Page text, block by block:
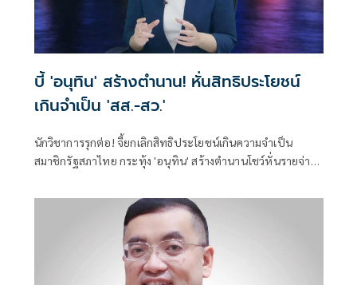
บี้ 'อนุทิน' สร้างตำนาน! หั่นสิทธิประโยชน์
เกินจำเป็น 'สส.-สว.'
นักวิชาการรุกต่อ! จี้ยกเลิกสิทธิประโยชน์เกินความจำเป็น
สมาชิกรัฐสภาไทย กระทุ้ง 'อนุทิน' สร้างตำนานโชว์หั่นรายจ่าย